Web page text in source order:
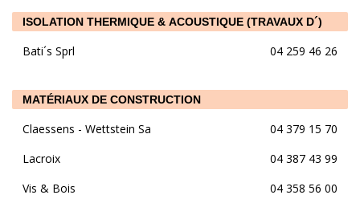
ISOLATION THERMIQUE & ACOUSTIQUE (TRAVAUX D´)
Bati´s Sprl 04 259 46 26
MATÉRIAUX DE CONSTRUCTION
Claessens - Wettstein Sa
04 379 15 70
Lacroix
04 387 43 99
Vis & Bois
04 358 56 00